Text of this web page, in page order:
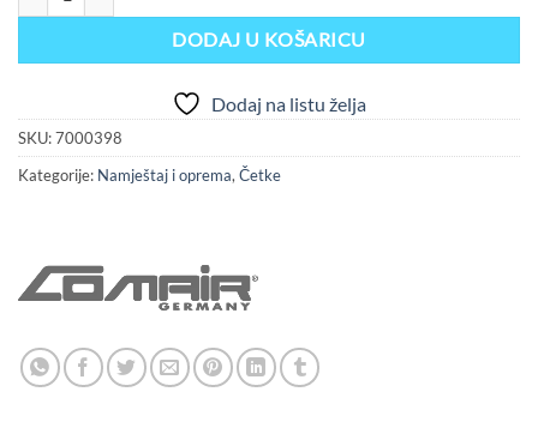
DODAJ U KOŠARICU
Dodaj na listu želja
SKU:7000398
Kategorije: Namještaj i oprema, Četke